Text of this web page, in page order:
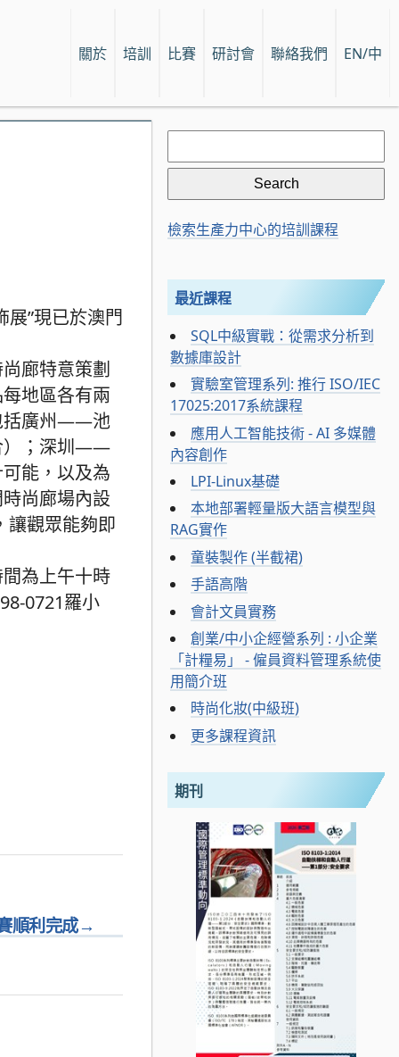
關於 培訓 比賽 研討會 聯絡我們 EN/中
”現已於澳門
廊特意策劃
地區各有兩
括廣州——池
）；深圳——
能，以及為
尚廊場內設
讓觀眾能夠即
為上午十時
0721羅小
→
順利完成
Search
for:
檢索生產力中心的培訓課程
最近課程
SQL中級實戰：從需求分析到
數據庫設計
實驗室管理系列: 推行 ISO/IEC
17025:2017系統課程
應用人工智能技術 - AI 多媒體
內容創作
LPI-Linux基礎
本地部署輕量版大語言模型與
RAG實作
童裝製作 (半截裙)
手語高階
會計文員實務
創業/中小企經營系列 : 小企業
「計糧易」 - 僱員資料管理系統使
用簡介班
時尚化妝(中級班)
更多課程資訊
期刊